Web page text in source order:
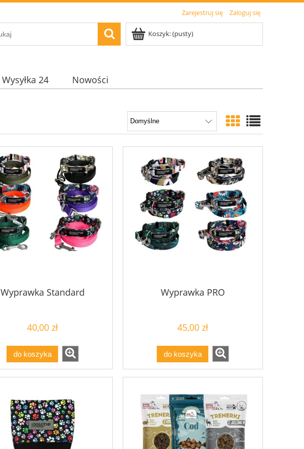
Zarejestruj się Zaloguj się
Koszyk:(pusty)
Wysyłka 24 Nowości
Wyprawka Standard
40,00 zł
do koszyka
Wyprawka PRO
45,00 zł
do koszyka